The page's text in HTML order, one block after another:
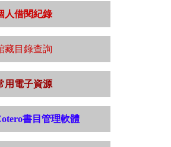
人借閱紀錄
藏目錄查詢
用電子資源
書目管理軟體